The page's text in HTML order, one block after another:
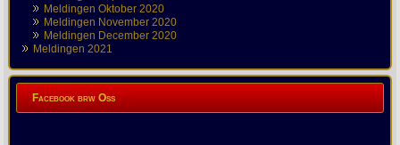
Meldingen Oktober 2020
Meldingen November 2020
Meldingen December 2020
Meldingen 2021
Facebook brw Oss